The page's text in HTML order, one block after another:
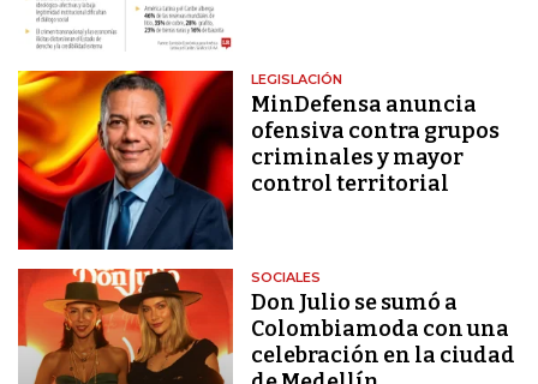
LEGISLACIÓN
MinDefensa anuncia
ofensiva contra grupos
criminales y mayor
control territorial
SOCIALES
Don Julio se sumó a
Colombiamoda con una
celebración en la ciudad